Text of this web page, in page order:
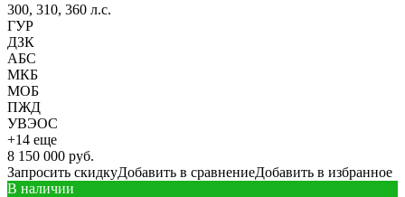
300, 310, 360 л.с.
ГУР
ДЗК
АБС
МКБ
МОБ
ПЖД
УВЭОС
+14 еще
8 150 000 руб.
Запросить скидкуДобавить в сравнениеДобавить в избранное
В наличии